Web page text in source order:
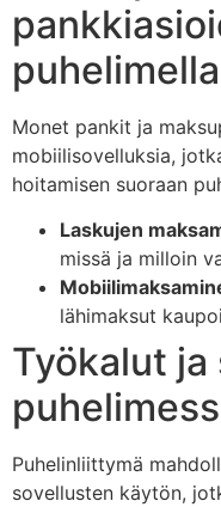
puhelimella
Monet pankit ja
mobiilisovelluksia,
hoitamisen suoraan
Laskujen
missä ja milloin
lähimaksut
Työkalut
Puhelinliittymä
sovellusten käytön,